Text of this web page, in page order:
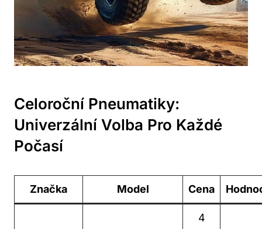
Celoroční Pneumatiky:
Univerzální Volba Pro Každé
Počasí
Značka Model Cena
4